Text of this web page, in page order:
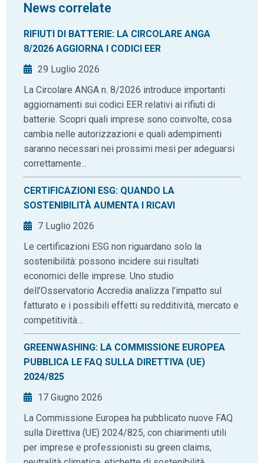
News correlate
RIFIUTI DI BATTERIE: LA CIRCOLARE ANGA
8/2026 AGGIORNA I CODICI EER
29 Luglio 2026
La Circolare ANGA n. 8/2026 introduce importanti
aggiornamenti sui codici EER relativi ai rifiuti di
batterie. Scopri quali imprese sono coinvolte, cosa
cambia nelle autorizzazioni e quali adempimenti
saranno necessari nei prossimi mesi per adeguarsi
correttamente...
CERTIFICAZIONI ESG: QUANDO LA
SOSTENIBILITÀ AUMENTA I RICAVI
7 Luglio 2026
Le certificazioni ESG non riguardano solo la
sostenibilità: possono incidere sui risultati
economici delle imprese. Uno studio
dell’Osservatorio Accredia analizza l’impatto sul
fatturato e i possibili effetti su redditività, mercato e
competitività…
GREENWASHING: LA COMMISSIONE EUROPEA
PUBBLICA LE FAQ SULLA DIRETTIVA (UE)
2024/825
17 Giugno 2026
La Commissione Europea ha pubblicato nuove FAQ
sulla Direttiva (UE) 2024/825, con chiarimenti utili
per imprese e professionisti su green claims,